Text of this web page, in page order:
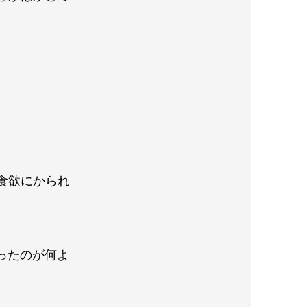
欲にかられ
たのが何よ